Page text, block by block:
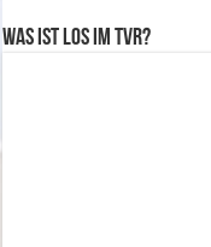
Was ist los im TVR?